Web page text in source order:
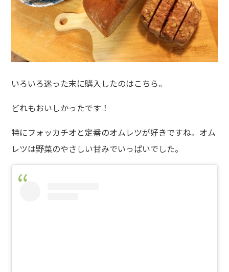
いろいろ迷った末に購入したのはこちら。
どれもおいしかったです！
特にフォッカチオと定番のオムレツが好きですね。オム
レツは野菜のやさしい甘みでいっぱいでした。